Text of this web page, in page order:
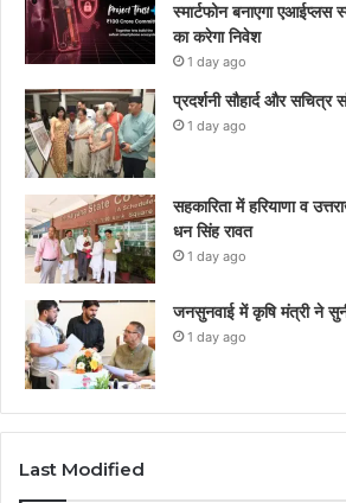
स्मार्टफोन बनाएगा एआईप्लस
का करेगा निवेश
1 day ago
प्रदर्शनी सौहार्द और
1 day ago
सहकारिता में हरियाणा व
धन सिंह रावत
1 day ago
जनसुनवाई में कृषि मंत्री ने
1 day ago
Last Modified